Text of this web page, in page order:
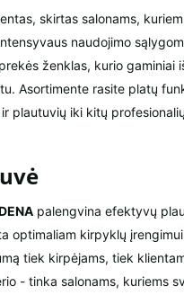
skirtas salonams,
naudojimo
ženklas, kurio gaminiai
Asortimente rasite platų
plautuvių iki kitų
palengvina efektyvų
optimaliam kirpyklų
tiek kirpėjams, tiek
- tinka salonams, kuriems